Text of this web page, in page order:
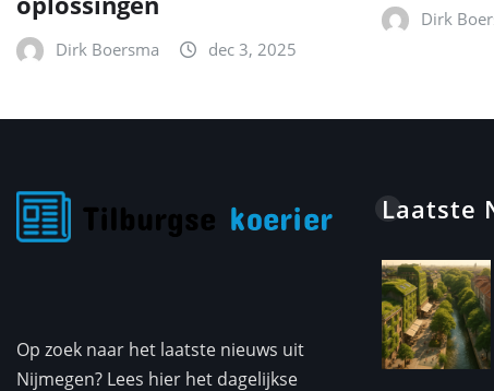
Dirk Boersma dec 3, 2025
Dirk
Op zoek naar het laatste nieuws uit
Nijmegen? Lees hier het dagelijkse
Laatste